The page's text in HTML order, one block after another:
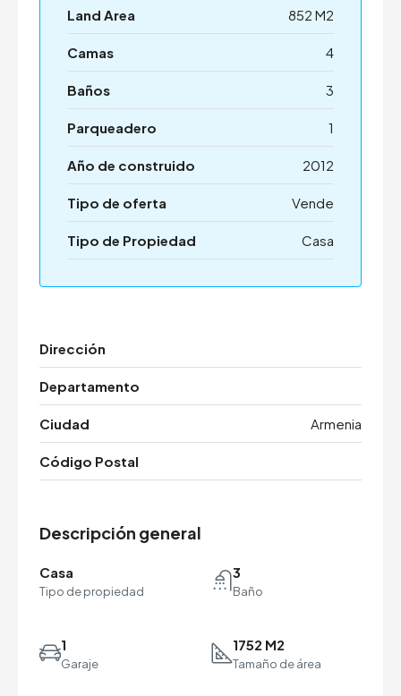
Land Area 852 M2
Camas 4
Baños 3
Parqueadero 1
Año de construido 2012
Tipo de oferta Vende
Tipo de Propiedad Casa
Dirección
Departamento
Ciudad Armenia
Código Postal
Descripción general
Casa
Tipo de propiedad
3
Baño
1
Garaje
1752 M2
Tamaño de área